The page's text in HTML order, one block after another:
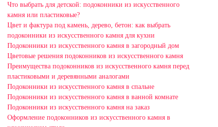
Что выбрать для детской: подоконники из искусственного
камня или пластиковые?
Цвет и фактура под камень, дерево, бетон: как выбрать
подоконники из искусственного камня для кухни
Подоконники из искусственного камня в загородный дом
Цветовые решения подоконников из искусственного камня
Преимущества подоконников из искусственного камня перед
пластиковыми и деревянными аналогами
Подоконники из искусственного камня в спальне
Подоконники из искусственного камня в ванной комнате
Подоконники из искусственного камня на заказ
Оформление подоконников из искусственного камня в